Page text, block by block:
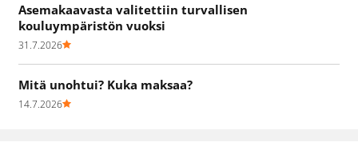
Asemakaavasta valitettiin turvallisen
kouluympäristön vuoksi
31.7.2026
Mitä unohtui? Kuka maksaa?
14.7.2026